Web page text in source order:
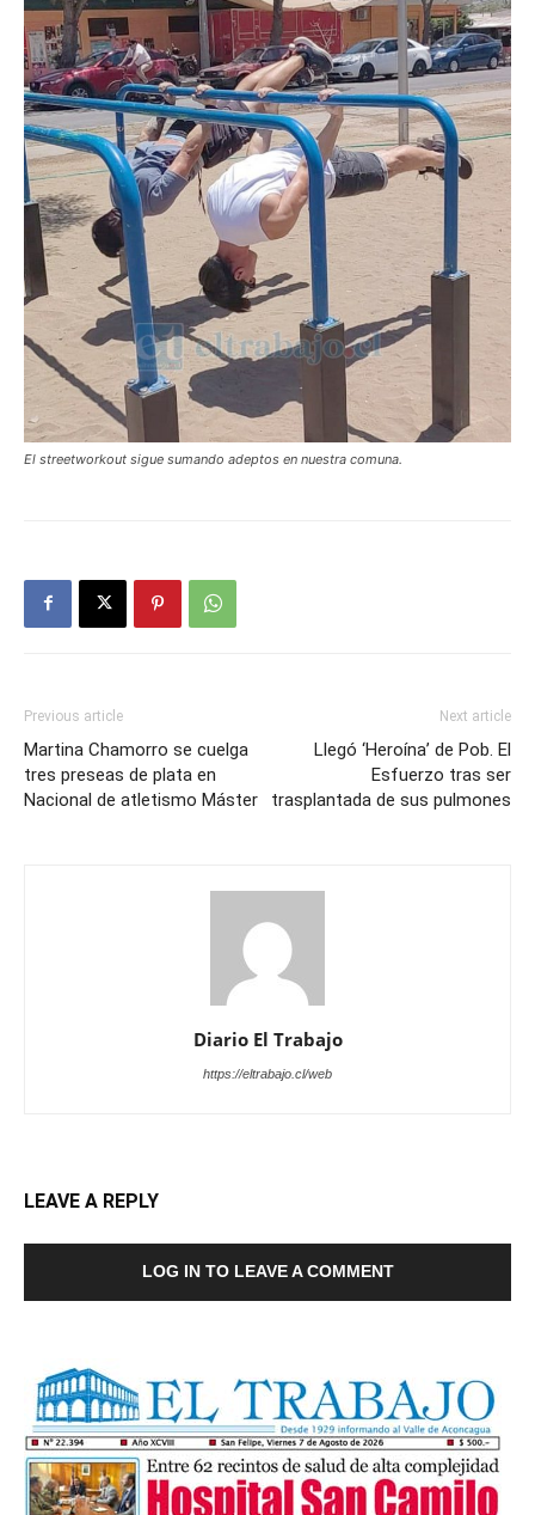
El streetworkout sigue sumando adeptos en nuestra comuna.
Previous article
Martina Chamorro se cuelga
tres preseas de plata en
Nacional de atletismo Máster
Next article
Llegó ‘Heroína’ de Pob. El
Esfuerzo tras ser
trasplantada de sus pulmones
Diario El Trabajo
https://eltrabajo.cl/web
LEAVE A REPLY
LOG IN TO LEAVE A COMMENT